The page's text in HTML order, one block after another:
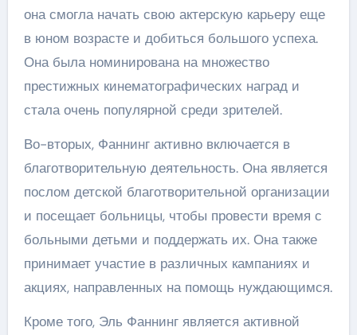
она смогла начать свою актерскую карьеру еще
в юном возрасте и добиться большого успеха.
Она была номинирована на множество
престижных кинематографических наград и
стала очень популярной среди зрителей.
Во-вторых, Фаннинг активно включается в
благотворительную деятельность. Она является
послом детской благотворительной организации
и посещает больницы, чтобы провести время с
больными детьми и поддержать их. Она также
принимает участие в различных кампаниях и
акциях, направленных на помощь нуждающимся.
Кроме того, Эль Фаннинг является активной